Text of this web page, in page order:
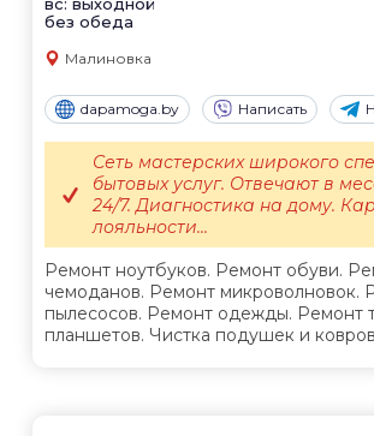
без обеда
Малиновка
dapamoga.by Написать
Ремонт ноутбуков. Ремонт обуви.
чемоданов. Ремонт микроволновок.
пылесосов. Ремонт одежды. Ремонт
планшетов. Чистка подушек и
Сеть мастерских широкого
бытовых услуг. Отвечают в
24/7. Диагностика на дому.
лояльности...